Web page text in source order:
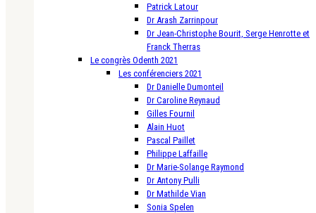
Patrick Latour
Dr Arash Zarrinpour
Dr Jean-Christophe Bourit, Serge Henrotte et
Franck Therras
Le congrès Odenth 2021
Les conférenciers 2021
Dr Danielle Dumonteil
Dr Caroline Reynaud
Gilles Fournil
Alain Huot
Pascal Paillet
Philippe Laffaille
Dr Marie-Solange Raymond
Dr Antony Pulli
Dr Mathilde Vian
Sonia Spelen